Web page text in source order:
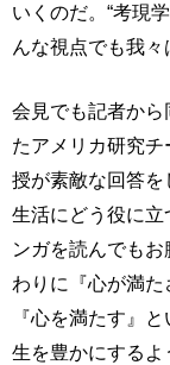
いくのだ。“考現
んな視点でも我々
会見でも記者か
たアメリカ研究
授が素敵な回答
生活にどう役に
ンガを読んでも
わりに『心が満
『心を満たす』
生を豊かにするよ